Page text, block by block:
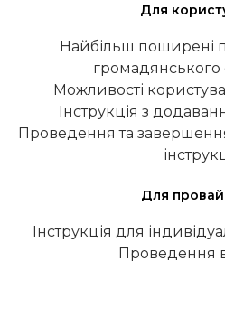
Для
Найбільш поширені
громадянського
Можливості
Інструкція з
Проведення та
Для
Інструкція для
Проведення